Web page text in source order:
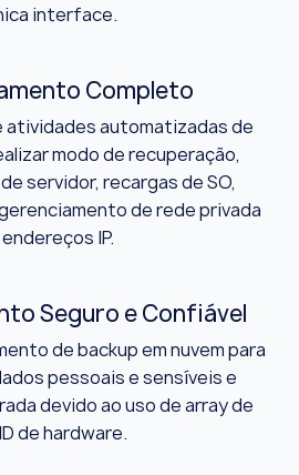
interface.
Completo
atividades automatizadas de
modo de recuperação,
servidor, recargas de SO,
de rede privada
IP.
Seguro e Confiável
de backup em nuvem para
pessoais e sensíveis e
devido ao uso de array de
de hardware.